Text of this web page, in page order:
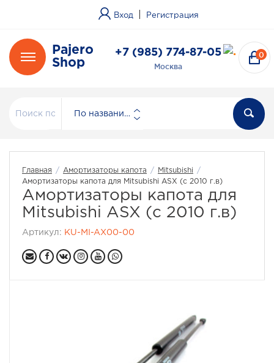
Вход Регистрация
Pajero
Shop
+7 (985) 774-87-05
Москва
0
По названию
Главная / Амортизаторы капота / Mitsubishi
/
Амортизаторы капота для Mitsubishi ASX (с 2010 г.в)
Амортизаторы капота для
Mitsubishi ASX (с 2010 г.в)
Артикул: KU-MI-AX00-00